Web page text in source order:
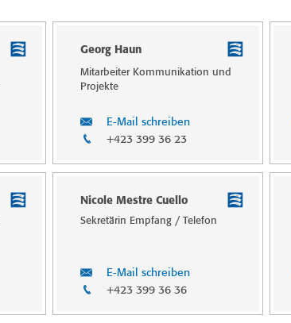
Georg Haun
Mitarbeiter Kommunika­tion und
Projekte
E-Mail schreiben
+423 399 36 23
Nicole Mestre Cuello
Sekretärin Empfang / Telefon
E-Mail schreiben
+423 399 36 36